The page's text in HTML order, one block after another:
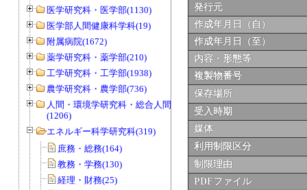
医学研究科・医学部(1130)
医学部人間健康科学科(19)
附属病院(1672)
薬学研究科・薬学部(210)
工学研究科・工学部(1938)
農学研究科・農学部(736)
人間・環境学研究科・総合人間学部
(1206)
エネルギー科学研究科(319)
庶務・総務(164)
教務・学務(130)
経理・財務(25)
発行元
作成年月日（自）
作成年月日（至）
内容・形態等
複製物番号
保存場所
受入時期
媒体
利用制限区分
制限理由
PDFファイル